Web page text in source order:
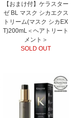
【おまけ付】ケラスター
ゼ BL マスク シカエクス
トリーム(マスク シカEX
T)200mL＜ヘアトリート
メント＞
SOLD OUT